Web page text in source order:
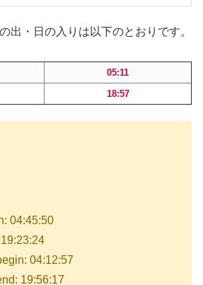
出・日の入りは以下のとおりです。
05:11
18:57
04:45:50
04:12:57
19:56:17